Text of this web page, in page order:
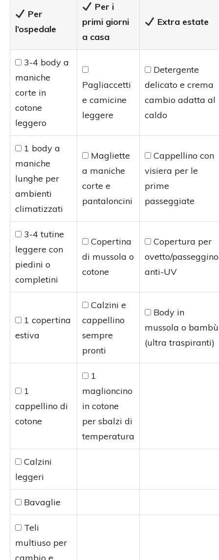
Per
l’ospedale
Per i
primi giorni
a casa
Extra estate
3-4 body a
maniche
corte in
cotone
leggero
Pagliaccetti
e camicine
leggere
Detergente
delicato e crema
cambio adatta al
caldo
1 body a
maniche
lunghe per
ambienti
climatizzati
Magliette
a maniche
corte e
pantaloncini
Cappellino con
visiera per le
prime
passeggiate
3-4 tutine
leggere con
piedini o
completini
Copertina
di mussola o
cotone
Copertura per
ovetto/passeggino
anti-UV
1 copertina
estiva
Calzini e
cappellino
sempre
pronti
Body in
mussola o bambù
(ultra traspiranti)
1
cappellino di
cotone
1
maglioncino
in cotone
per sbalzi di
temperatura
Calzini
leggeri
Bavaglie
Teli
multiuso per